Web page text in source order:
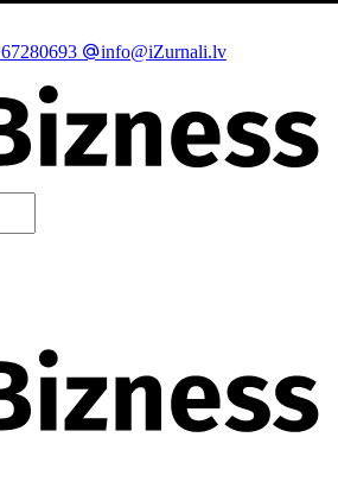
67280693
info@iZurnali.lv